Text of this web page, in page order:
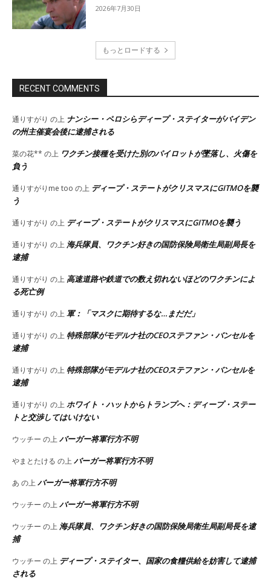
2026年7月30日
もっとロードする
RECENT COMMENTS
通りすがり の上 ナンシー・ペロシらディープ・ステイターがバイデン
の州主催宴会後に逮捕される
菜の花** の上 ワクチン接種を受けた別のパイロットが墜落し、火傷を
負う
通りすがりme too の上 ディープ・ステートがクリスマスにGITMOを襲
う
通りすがり の上 ディープ・ステートがクリスマスにGITMOを襲う
通りすがり の上 海兵隊員、ワクチン好きの国防保険局衛生局副局長を
逮捕
通りすがり の上 高速道路や鉄道での数え切れないほどのワクチンによ
る死亡例
通りすがり の上 軍：「マスクに期待するな…まだだ」
通りすがり の上 特殊部隊がモデルナ社のCEOステファン・バンセルを
逮捕
通りすがり の上 特殊部隊がモデルナ社のCEOステファン・バンセルを
逮捕
通りすがり の上 ホワイト・ハットからトランプへ：ディープ・ステー
トと交渉してはいけない
ウッチー の上 バーガー将軍行方不明
やまとたける の上 バーガー将軍行方不明
あ の上 バーガー将軍行方不明
ウッチー の上 バーガー将軍行方不明
ウッチー の上 海兵隊員、ワクチン好きの国防保険局衛生局副局長を逮
捕
ウッチー の上 ディープ・ステイター、国家の食糧供給を妨害して逮捕
される